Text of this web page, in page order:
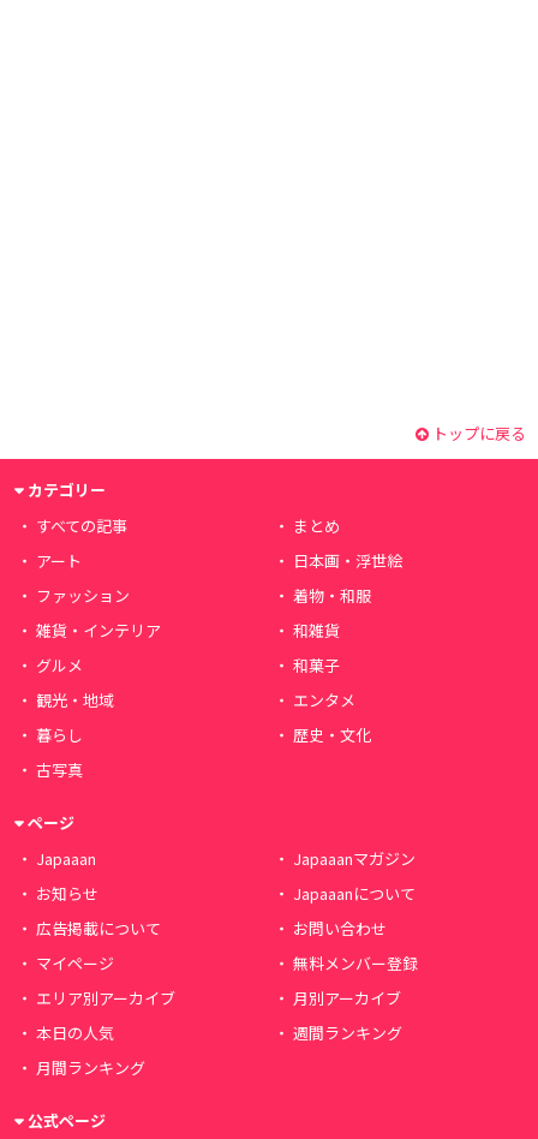
トップに戻る
カテゴリー
すべての記事
まとめ
アート
日本画・浮世絵
ファッション
着物・和服
雑貨・インテリア
和雑貨
グルメ
和菓子
観光・地域
エンタメ
暮らし
歴史・文化
古写真
ページ
Japaaan
Japaaanマガジン
お知らせ
Japaaanについて
広告掲載について
お問い合わせ
マイページ
無料メンバー登録
エリア別アーカイブ
月別アーカイブ
本日の人気
週間ランキング
月間ランキング
公式ページ